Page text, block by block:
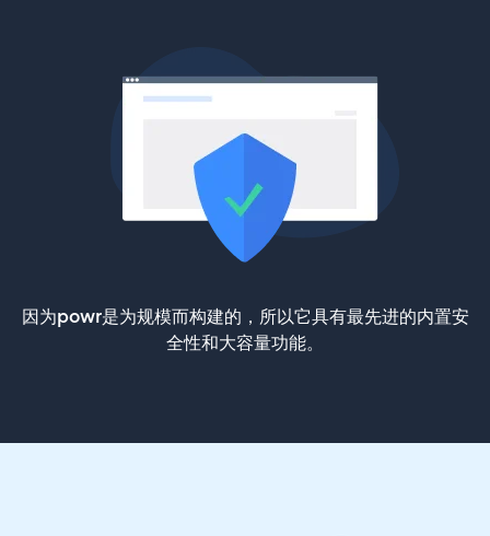
因为powr是为规模而构建的，所以它具有最先进的内置安
全性和大容量功能。